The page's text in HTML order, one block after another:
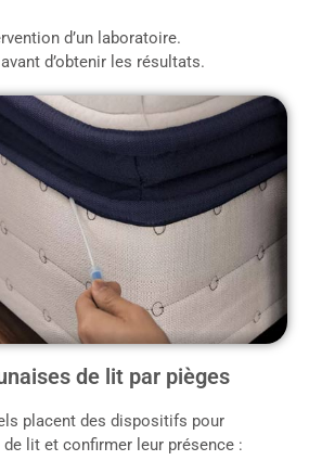
d’un laboratoire.
d’obtenir les résultats.
de lit par pièges
placent des dispositifs pour
lit et confirmer leur présence :